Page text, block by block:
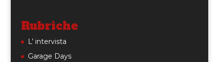
Rubriche
L’ intervista
Garage Days